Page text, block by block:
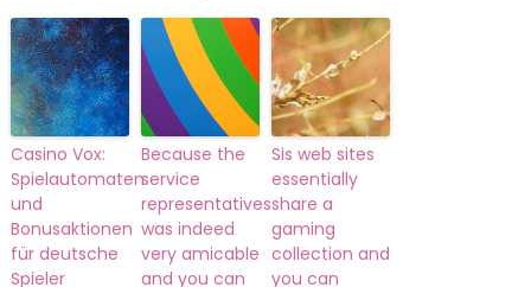
Casino Vox:
Spielautomaten
und
Bonusaktionen
für deutsche
Spieler
Because the
service
representatives
was indeed
very amicable
and you can
Sis web sites
essentially
share a
gaming
collection and
you can